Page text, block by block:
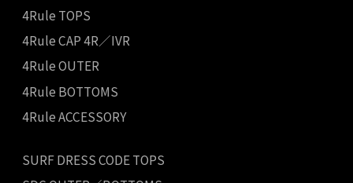
4Rule TOPS
4Rule CAP 4R／IVR
4Rule OUTER
4Rule BOTTOMS
4Rule ACCESSORY
SURF DRESS CODE TOPS